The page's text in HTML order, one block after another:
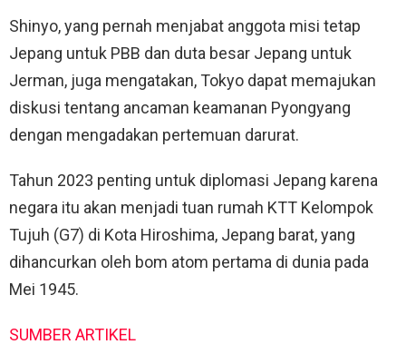
Shinyo, yang pernah menjabat anggota misi tetap
Jepang untuk PBB dan duta besar Jepang untuk
Jerman, juga mengatakan, Tokyo dapat memajukan
diskusi tentang ancaman keamanan Pyongyang
dengan mengadakan pertemuan darurat.
Tahun 2023 penting untuk diplomasi Jepang karena
negara itu akan menjadi tuan rumah KTT Kelompok
Tujuh (G7) di Kota Hiroshima, Jepang barat, yang
dihancurkan oleh bom atom pertama di dunia pada
Mei 1945.
SUMBER ARTIKEL